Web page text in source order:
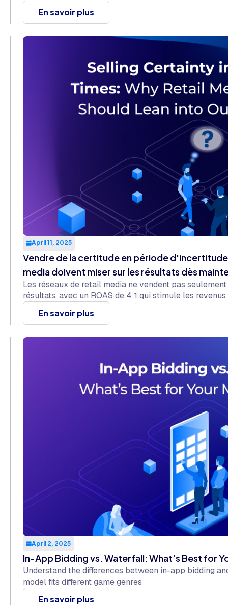
En savoir plus
April 11, 2025
Vendre de la certitude en période
media doivent miser sur les résultats dès
Les réseaux de retail media ne vendent pas
résultats, avec un ROAS de 4:1 qui stimule les
En savoir plus
April 2, 2025
In-App Bidding vs. Waterfall: What’s Best for
Understand the differences between in-app bidding
model fits different game genres
En savoir plus